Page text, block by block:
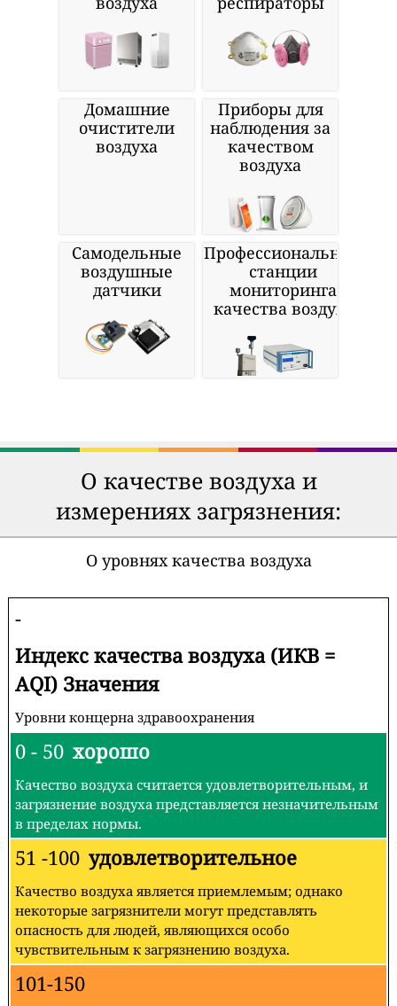
Домашние
очистители
воздуха
Приборы для
наблюдения за
качеством
воздуха
Самодельные
воздушные
датчики
Профессиональные
станции
мониторинга
качества воздуха
О качестве воздуха и
измерениях загрязнения:
О уровнях качества воздуха
-
Индекс качества воздуха (ИКВ =
AQI) Значения
Уровни концерна здравоохранения
0 - 50 хорошо
Качество воздуха считается удовлетворительным, и
загрязнение воздуха представляется незначительным
в пределах нормы.
51 -100 удовлетворительное
Качество воздуха является приемлемым; однако
некоторые загрязнители могут представлять
опасность для людей, являющихся особо
чувствительным к загрязнению воздуха.
101-150